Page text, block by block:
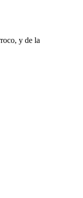
y de la